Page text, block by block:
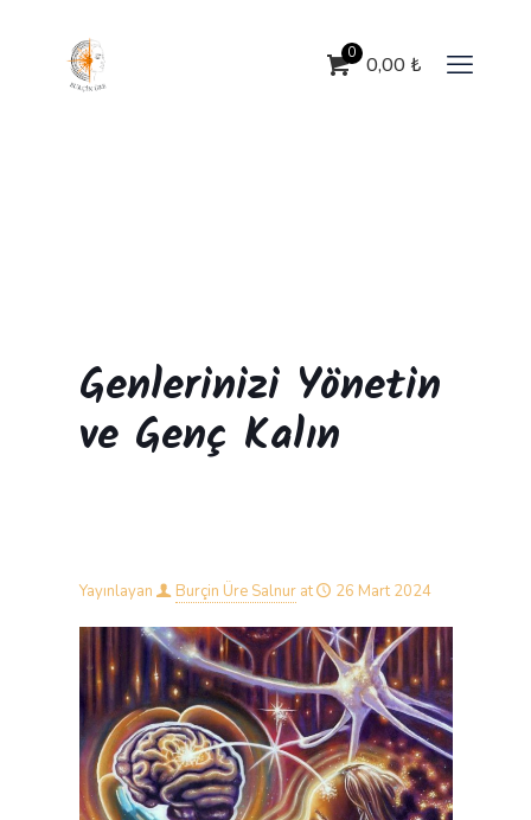
0 0,00 ₺
Genlerinizi Yönetin
ve Genç Kalın
Yayınlayan Burçin Üre Salnur at 26 Mart 2024